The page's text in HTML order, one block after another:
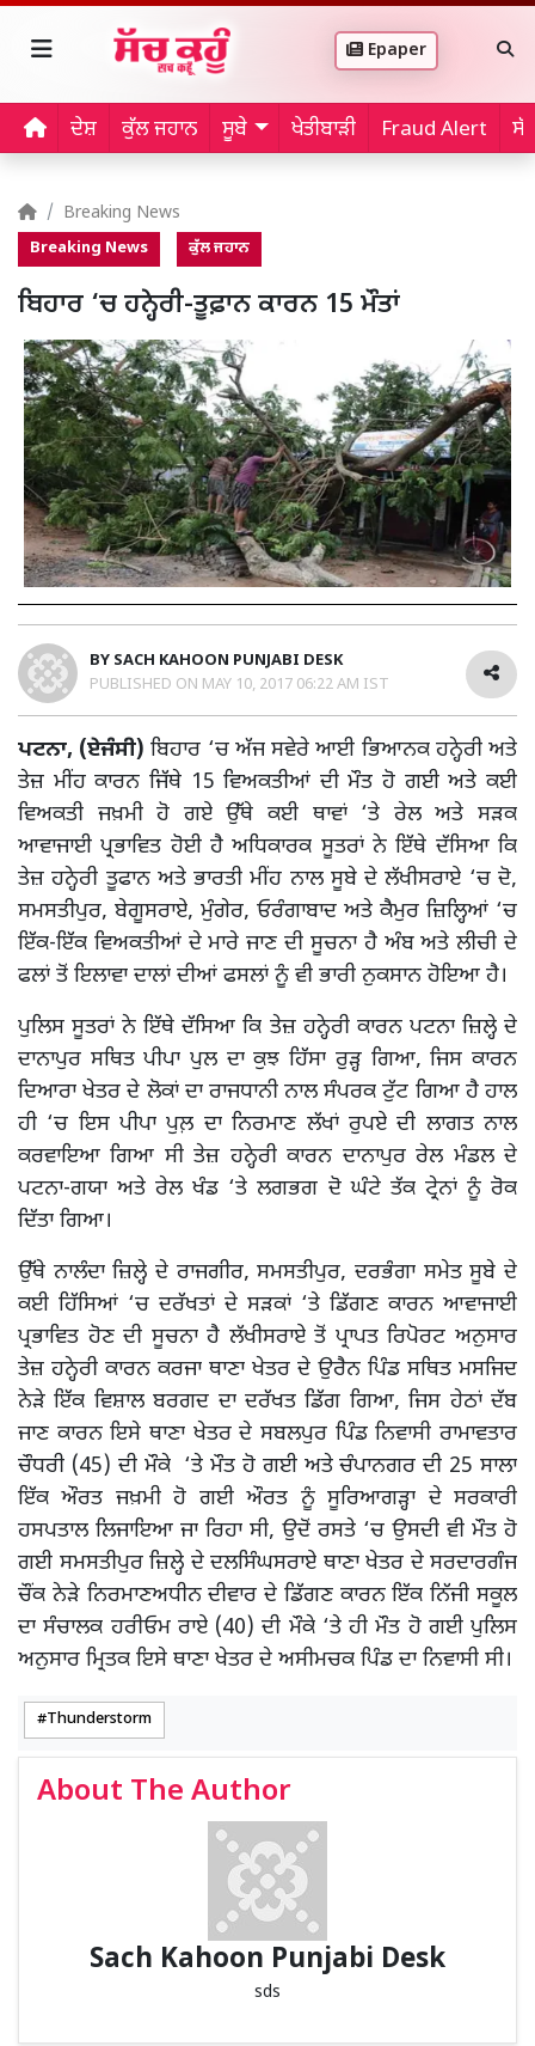
Epaper
ਦੇਸ਼ ਕੁੱਲ ਜਹਾਨ ਸੂਬੇ ਖੇਤੀਬਾੜੀ Fraud Alert
Breaking News
Breaking News ਕੁੱਲ ਜਹਾਨ
ਬਿਹਾਰ ‘ਚ ਹਨ੍ਹੇਰੀ-ਤੂਫ਼ਾਨ ਕਾਰਨ 15 ਮੌਤਾਂ
BY SACH KAHOON PUNJABI DESK
PUBLISHED ON MAY 10, 2017 06:22 AM IST
ਪਟਨਾ, (ਏਜੰਸੀ) ਬਿਹਾਰ ‘ਚ ਅੱਜ ਸਵੇਰੇ ਆਈ ਭਿਆਨਕ ਹਨ੍ਹੇਰੀ ਅਤੇ
ਤੇਜ਼ ਮੀਂਹ ਕਾਰਨ ਜਿੱਥੇ 15 ਵਿਅਕਤੀਆਂ ਦੀ ਮੌਤ ਹੋ ਗਈ ਅਤੇ ਕਈ
ਵਿਅਕਤੀ ਜਖ਼ਮੀ ਹੋ ਗਏ ਉੱਥੇ ਕਈ ਥਾਵਾਂ ‘ਤੇ ਰੇਲ ਅਤੇ ਸੜਕ
ਆਵਾਜਾਈ ਪ੍ਰਭਾਵਿਤ ਹੋਈ ਹੈ ਅਧਿਕਾਰਕ ਸੂਤਰਾਂ ਨੇ ਇੱਥੇ ਦੱਸਿਆ ਕਿ
ਤੇਜ਼ ਹਨ੍ਹੇਰੀ ਤੂਫਾਨ ਅਤੇ ਭਾਰਤੀ ਮੀਂਹ ਨਾਲ ਸੂਬੇ ਦੇ ਲੱਖੀਸਰਾਏ ‘ਚ ਦੋ,
ਸਮਸਤੀਪੁਰ, ਬੇਗੂਸਰਾਏ, ਮੁੰਗੇਰ, ਓਰੰਗਾਬਾਦ ਅਤੇ ਕੈਮੁਰ ਜ਼ਿਲ੍ਹਿਆਂ ‘ਚ
ਇੱਕ-ਇੱਕ ਵਿਅਕਤੀਆਂ ਦੇ ਮਾਰੇ ਜਾਣ ਦੀ ਸੂਚਨਾ ਹੈ ਅੰਬ ਅਤੇ ਲੀਚੀ ਦੇ
ਫਲਾਂ ਤੋਂ ਇਲਾਵਾ ਦਾਲਾਂ ਦੀਆਂ ਫਸਲਾਂ ਨੂੰ ਵੀ ਭਾਰੀ ਨੁਕਸਾਨ ਹੋਇਆ ਹੈ।
ਪੁਲਿਸ ਸੂਤਰਾਂ ਨੇ ਇੱਥੇ ਦੱਸਿਆ ਕਿ ਤੇਜ਼ ਹਨ੍ਹੇਰੀ ਕਾਰਨ ਪਟਨਾ ਜ਼ਿਲ੍ਹੇ ਦੇ
ਦਾਨਾਪੁਰ ਸਥਿਤ ਪੀਪਾ ਪੁਲ ਦਾ ਕੁਝ ਹਿੱਸਾ ਰੁੜ੍ਹ ਗਿਆ, ਜਿਸ ਕਾਰਨ
ਦਿਆਰਾ ਖੇਤਰ ਦੇ ਲੋਕਾਂ ਦਾ ਰਾਜਧਾਨੀ ਨਾਲ ਸੰਪਰਕ ਟੁੱਟ ਗਿਆ ਹੈ ਹਾਲ
ਹੀ ‘ਚ ਇਸ ਪੀਪਾ ਪੁਲ਼ ਦਾ ਨਿਰਮਾਣ ਲੱਖਾਂ ਰੁਪਏ ਦੀ ਲਾਗਤ ਨਾਲ
ਕਰਵਾਇਆ ਗਿਆ ਸੀ ਤੇਜ਼ ਹਨ੍ਹੇਰੀ ਕਾਰਨ ਦਾਨਾਪੁਰ ਰੇਲ ਮੰਡਲ ਦੇ
ਪਟਨਾ-ਗਯਾ ਅਤੇ ਰੇਲ ਖੰਡ ‘ਤੇ ਲਗਭਗ ਦੋ ਘੰਟੇ ਤੱਕ ਟ੍ਰੇਨਾਂ ਨੂੰ ਰੋਕ
ਦਿੱਤਾ ਗਿਆ।
ਉੱਥੇ ਨਾਲੰਦਾ ਜ਼ਿਲ੍ਹੇ ਦੇ ਰਾਜਗੀਰ, ਸਮਸਤੀਪੁਰ, ਦਰਭੰਗਾ ਸਮੇਤ ਸੂਬੇ ਦੇ
ਕਈ ਹਿੱਸਿਆਂ ‘ਚ ਦਰੱਖਤਾਂ ਦੇ ਸੜਕਾਂ ‘ਤੇ ਡਿੱਗਣ ਕਾਰਨ ਆਵਾਜਾਈ
ਪ੍ਰਭਾਵਿਤ ਹੋਣ ਦੀ ਸੂਚਨਾ ਹੈ ਲੱਖੀਸਰਾਏ ਤੋਂ ਪ੍ਰਾਪਤ ਰਿਪੋਰਟ ਅਨੁਸਾਰ
ਤੇਜ਼ ਹਨ੍ਹੇਰੀ ਕਾਰਨ ਕਰਜਾ ਥਾਣਾ ਖੇਤਰ ਦੇ ਉਰੈਨ ਪਿੰਡ ਸਥਿਤ ਮਸਜਿਦ
ਨੇੜੇ ਇੱਕ ਵਿਸ਼ਾਲ ਬਰਗਦ ਦਾ ਦਰੱਖਤ ਡਿੱਗ ਗਿਆ, ਜਿਸ ਹੇਠਾਂ ਦੱਬ
ਜਾਣ ਕਾਰਨ ਇਸੇ ਥਾਣਾ ਖੇਤਰ ਦੇ ਸਬਲਪੁਰ ਪਿੰਡ ਨਿਵਾਸੀ ਰਾਮਾਵਤਾਰ
ਚੌਧਰੀ (45) ਦੀ ਮੌਕੇ ‘ਤੇ ਮੌਤ ਹੋ ਗਈ ਅਤੇ ਚੰਪਾਨਗਰ ਦੀ 25 ਸਾਲਾ
ਇੱਕ ਔਰਤ ਜਖ਼ਮੀ ਹੋ ਗਈ ਔਰਤ ਨੂੰ ਸੂਰਿਆਗੜ੍ਹਾ ਦੇ ਸਰਕਾਰੀ
ਹਸਪਤਾਲ ਲਿਜਾਇਆ ਜਾ ਰਿਹਾ ਸੀ, ਉਦੋਂ ਰਸਤੇ ‘ਚ ਉਸਦੀ ਵੀ ਮੌਤ ਹੋ
ਗਈ ਸਮਸਤੀਪੁਰ ਜ਼ਿਲ੍ਹੇ ਦੇ ਦਲਸਿੰਘਸਰਾਏ ਥਾਣਾ ਖੇਤਰ ਦੇ ਸਰਦਾਰਗੰਜ
ਚੌਂਕ ਨੇੜੇ ਨਿਰਮਾਣਅਧੀਨ ਦੀਵਾਰ ਦੇ ਡਿੱਗਣ ਕਾਰਨ ਇੱਕ ਨਿੱਜੀ ਸਕੂਲ
ਦਾ ਸੰਚਾਲਕ ਹਰੀਓਮ ਰਾਏ (40) ਦੀ ਮੌਕੇ ‘ਤੇ ਹੀ ਮੌਤ ਹੋ ਗਈ ਪੁਲਿਸ
ਅਨੁਸਾਰ ਮ੍ਰਿਤਕ ਇਸੇ ਥਾਣਾ ਖੇਤਰ ਦੇ ਅਸੀਮਚਕ ਪਿੰਡ ਦਾ ਨਿਵਾਸੀ ਸੀ।
Thunderstorm
About The Author
Sach Kahoon Punjabi Desk
sds